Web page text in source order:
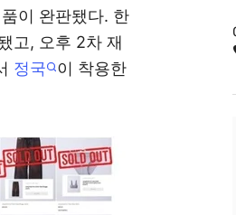
이 완판됐다. 한
고, 오후 2차 재
정국
이 착용한